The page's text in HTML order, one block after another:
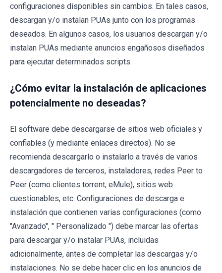
configuraciones disponibles sin cambios. En tales casos,
descargan y/o instalan PUAs junto con los programas
deseados. En algunos casos, los usuarios descargan y/o
instalan PUAs mediante anuncios engañosos diseñados
para ejecutar determinados scripts.
¿Cómo evitar la instalación de aplicaciones
potencialmente no deseadas?
El software debe descargarse de sitios web oficiales y
confiables (y mediante enlaces directos). No se
recomienda descargarlo o instalarlo a través de varios
descargadores de terceros, instaladores, redes Peer to
Peer (como clientes torrent, eMule), sitios web
cuestionables, etc. Configuraciones de descarga e
instalación que contienen varias configuraciones (como
"Avanzado", " Personalizado ") debe marcar las ofertas
para descargar y/o instalar PUAs, incluidas
adicionalmente, antes de completar las descargas y/o
instalaciones. No se debe hacer clic en los anuncios de